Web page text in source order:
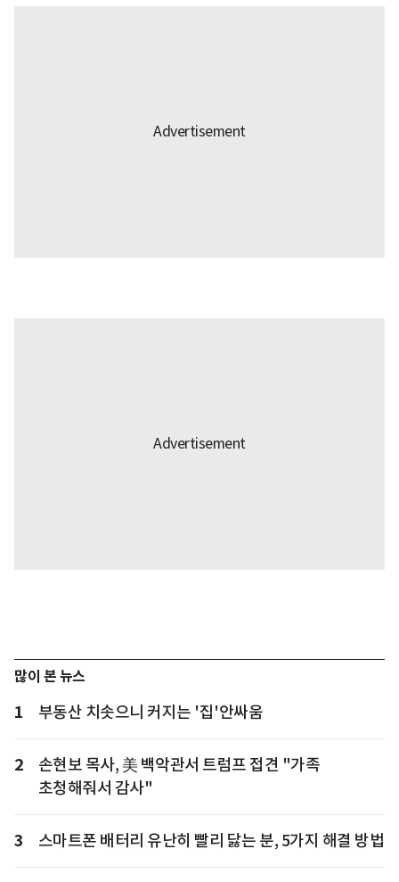
많이 본 뉴스
1 부동산 치솟으니 커지는 '집'안싸움
2
손현보 목사, 美 백악관서 트럼프 접견 "가족
초청해줘서 감사"
3 스마트폰 배터리 유난히 빨리 닳는 분, 5가지 해결 방법